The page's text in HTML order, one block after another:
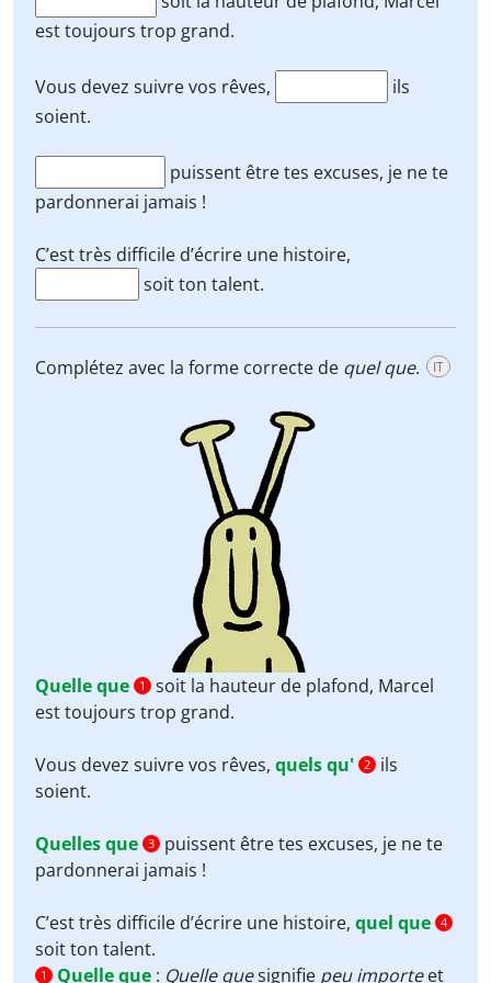
est toujours trop grand.
Vous devez suivre vos rêves,
ils
soient.
puissent être tes excuses, je ne te
pardonnerai jamais !
C’est très difficile d’écrire une histoire,
soit ton talent.
Complétez avec la forme correcte de quel que. IT
Quelle que 1
soit la hauteur de plafond, Marcel
est toujours trop grand.
Vous devez suivre vos rêves, quels qu' 2
ils
soient.
Quelles que 3
puissent être tes excuses, je ne te
pardonnerai jamais !
C’est très difficile d’écrire une histoire, quel que 4
soit ton talent.
1 Quelle que : Quelle quesignifie peu importeet